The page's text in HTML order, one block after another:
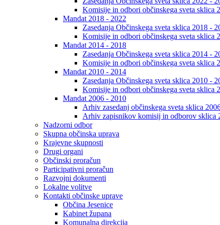
Komisije in odbori občinskega sveta sklica
Mandat 2018 - 2022
Zasedanja Občinskega sveta sklica 2018 -
Komisije in odbori občinskega sveta sklica
Mandat 2014 - 2018
Zasedanja Občinskega sveta sklica 2014 -
Komisije in odbori občinskega sveta sklica
Mandat 2010 - 2014
Zasedanja Občinskega sveta sklica 2010 -
Komisije in odbori občinskega sveta sklica
Mandat 2006 - 2010
Arhiv zasedanj občinskega sveta sklica
Arhiv zapisnikov komisij in odborov sklica
Nadzorni odbor
Skupna občinska uprava
Krajevne skupnosti
Drugi organi
Občinski proračun
Participativni proračun
Razvojni dokumenti
Lokalne volitve
Kontakti občinske uprave
Občina Jesenice
Kabinet župana
Komunalna direkcija